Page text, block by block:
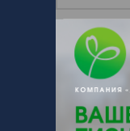
+ 375
e-mail: